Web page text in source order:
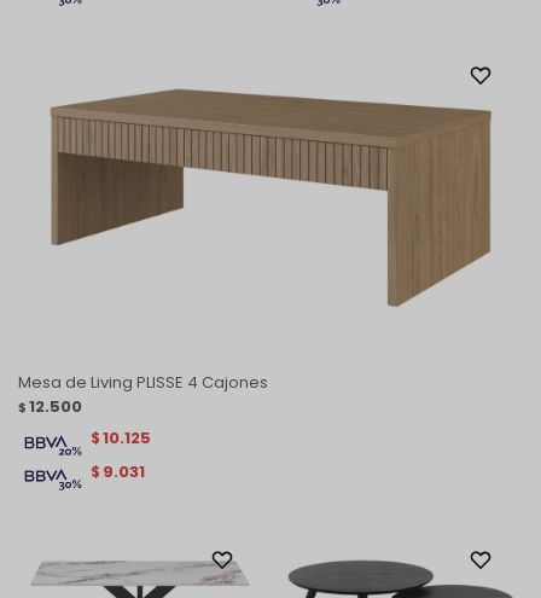
Mesa de Living PLISSE 4 Cajones
$ 12.500
$ 9.031
$10.125